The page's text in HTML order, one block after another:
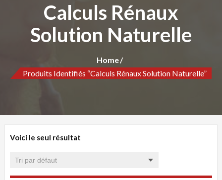
Calculs Rénaux
Solution Naturelle
Home
Produits Identifiés “Calculs Rénaux Solution Naturelle”
Voici le seul résultat